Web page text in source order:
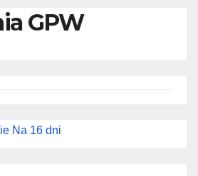
GPW
Na 16 dni